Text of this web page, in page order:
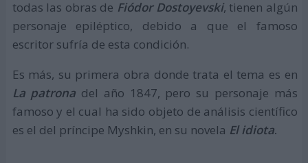
todas las obras de Fiódor Dostoyevski, tienen algún
personaje epiléptico, debido a que el famoso
escritor sufría de esta condición.
Es más, su primera obra donde trata el tema es en
La patrona del año 1847, pero su personaje más
famoso y el cual ha sido objeto de análisis científico
es el del príncipe Myshkin, en su novela El idiota.